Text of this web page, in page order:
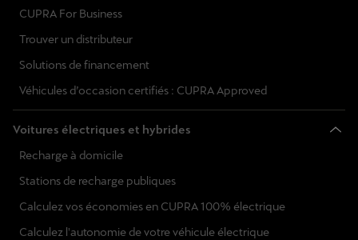
CUPRA For Business
Trouver un distributeur
Solutions de financement
Véhicules d’occasion certifiés : CUPRA Approved
Voitures électriques et hybrides
Recharge à domicile
Stations de recharge publiques
Calculez vos économies en CUPRA 100% électrique
Calculez l'autonomie de votre véhicule électrique